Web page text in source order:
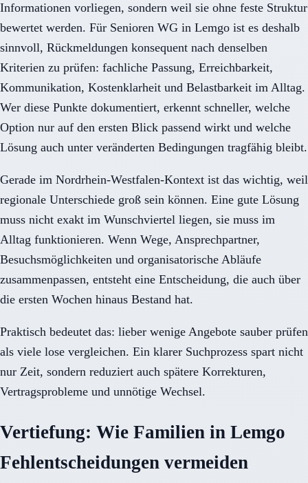
Informationen vorliegen, sondern weil sie ohne feste Struktur
bewertet werden. Für Senioren WG in Lemgo ist es deshalb
sinnvoll, Rückmeldungen konsequent nach denselben
Kriterien zu prüfen: fachliche Passung, Erreichbarkeit,
Kommunikation, Kostenklarheit und Belastbarkeit im Alltag.
Wer diese Punkte dokumentiert, erkennt schneller, welche
Option nur auf den ersten Blick passend wirkt und welche
Lösung auch unter veränderten Bedingungen tragfähig bleibt.
Gerade im Nordrhein-Westfalen-Kontext ist das wichtig, weil
regionale Unterschiede groß sein können. Eine gute Lösung
muss nicht exakt im Wunschviertel liegen, sie muss im
Alltag funktionieren. Wenn Wege, Ansprechpartner,
Besuchsmöglichkeiten und organisatorische Abläufe
zusammenpassen, entsteht eine Entscheidung, die auch über
die ersten Wochen hinaus Bestand hat.
Praktisch bedeutet das: lieber wenige Angebote sauber prüfen
als viele lose vergleichen. Ein klarer Suchprozess spart nicht
nur Zeit, sondern reduziert auch spätere Korrekturen,
Vertragsprobleme und unnötige Wechsel.
Vertiefung: Wie Familien in Lemgo
Fehlentscheidungen vermeiden